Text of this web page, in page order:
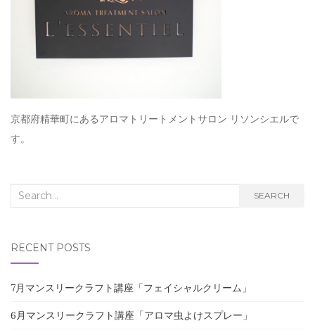
京都府精華町にあるアロマトリートメントサロン リソンシエルで
す。
Search for: SEARCH
RECENT POSTS
7月マンスリークラフト講座「フェイシャルクリーム」
6月マンスリークラフト講座「アロマ虫よけスプレー」